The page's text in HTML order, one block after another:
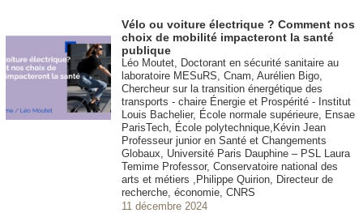
Vélo ou voiture électrique ? Comment nos
choix de mobilité impacteront la santé
publique
Léo Moutet, Doctorant en sécurité sanitaire au
laboratoire MESuRS, Cnam, Aurélien Bigo,
Chercheur sur la transition énergétique des
transports - chaire Énergie et Prospérité - Institut
Louis Bachelier, École normale supérieure, Ensae
ParisTech, École polytechnique,Kévin Jean
Professeur junior en Santé et Changements
Globaux, Université Paris Dauphine – PSL Laura
Temime Professor, Conservatoire national des
arts et métiers ,Philippe Quirion, Directeur de
recherche, économie, CNRS
11 décembre 2024